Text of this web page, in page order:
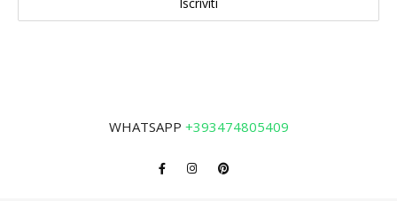
WHATSAPP +393474805409